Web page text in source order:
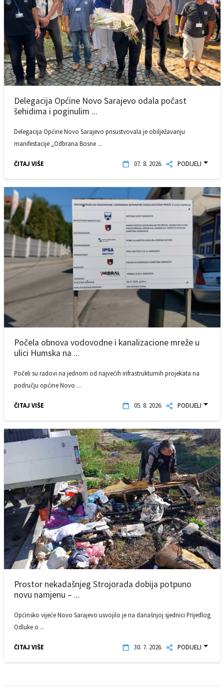
Delegacija Općine Novo Sarajevo odala počast
šehidima i poginulim ...
Delegacija Općine Novo Sarajevo prisustvovala je obilježavanju
manifestacije „Odbrana Bosne ...
ČITAJ VIŠE 07. 8. 2026. PODIJELI
Počela obnova vodovodne i kanalizacione mreže u
ulici Humska na ...
Počeli su radovi na jednom od najvećih infrastrukturnih projekata na
području općine Novo ...
ČITAJ VIŠE 05. 8. 2026. PODIJELI
Prostor nekadašnjeg Strojorada dobija potpuno
novu namjenu – ...
Općinsko vijeće Novo Sarajevo usvojilo je na današnjoj sjednici Prijedlog
Odluke o ...
ČITAJ VIŠE 30. 7. 2026. PODIJELI